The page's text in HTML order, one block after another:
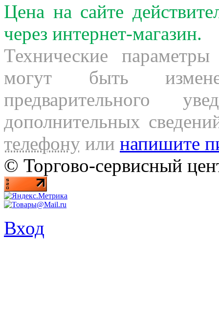
Цена на сайте
через интернет-магазин.
Технические
могут быть
предварительного
дополнительных
телефону или напишите
© Торгово-сервисный
Вход